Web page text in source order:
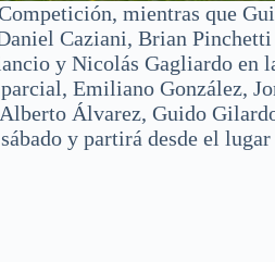
mientras que
Caziani, Brian
y Nicolás Gagliardo en
Emiliano González,
Álvarez, Guido
y partirá desde el